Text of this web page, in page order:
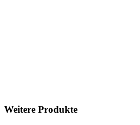
Weitere Produkte